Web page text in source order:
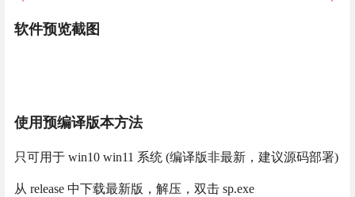
软件预览截图
使用预编译版本方法
只可用于 win10 win11 系统 (编译版非最新，建议源码部署)
从 release 中下载最新版，解压，双击 sp.exe